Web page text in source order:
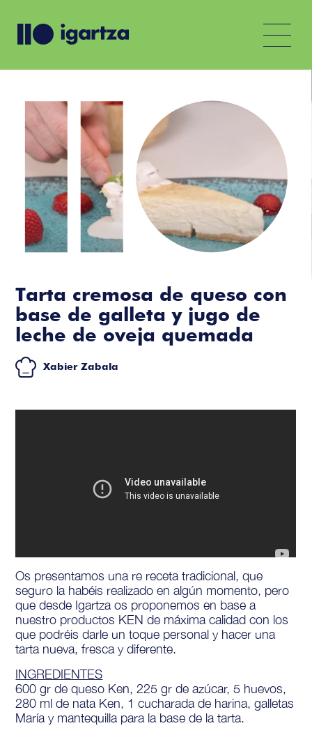
Tarta cremosa de queso con
base de galleta y jugo de
leche de oveja quemada
Xabier Zabala
Os presentamos una re receta tradicional, que
seguro la habéis realizado en algún momento, pero
que desde Igartza os proponemos en base a
nuestro productos KEN de máxima calidad con los
que podréis darle un toque personal y hacer una
tarta nueva, fresca y diferente.
INGREDIENTES
600 gr de queso Ken, 225 gr de azúcar, 5 huevos,
280 ml de nata Ken, 1 cucharada de harina, galletas
María y mantequilla para la base de la tarta.